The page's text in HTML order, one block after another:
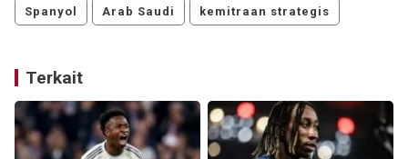
Spanyol Arab Saudi kemitraan strategis
Terkait